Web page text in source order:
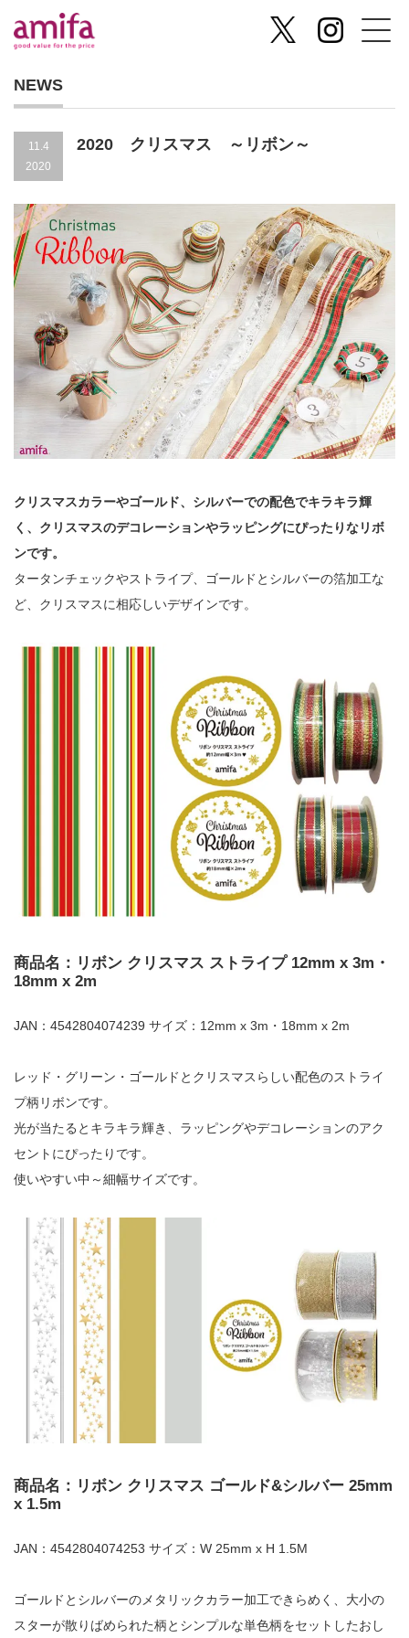
NEWS
11.4
2020
2020 クリスマス ～リボン～
クリスマスカラーやゴールド、シルバーでの配色でキラキラ輝
く、クリスマスのデコレーションやラッピングにぴったりなリボ
ンです。
タータンチェックやストライプ、ゴールドとシルバーの箔加工な
ど、クリスマスに相応しいデザインです。
商品名：リボン クリスマス ストライプ 12mm x 3m・
18mm x 2m
JAN：4542804074239 サイズ：12mm x 3m・18mm x 2m
レッド・グリーン・ゴールドとクリスマスらしい配色のストライ
プ柄リボンです。
光が当たるとキラキラ輝き、ラッピングやデコレーションのアク
セントにぴったりです。
使いやすい中～細幅サイズです。
商品名：リボン クリスマス ゴールド&シルバー 25mm
x 1.5m
JAN：4542804074253 サイズ：W 25mm x H 1.5M
ゴールドとシルバーのメタリックカラー加工できらめく、大小の
スターが散りばめられた柄とシンプルな単色柄をセットしたおし